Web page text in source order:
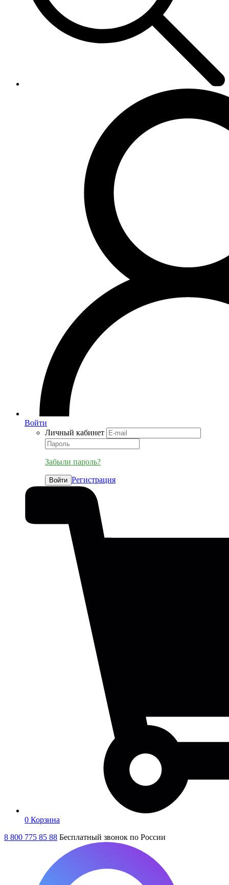
Войти
Личный кабинет
Забыли пароль?
Войти Регистрация
0 Корзина
8 800 775 85 88 Бесплатный звонок по России